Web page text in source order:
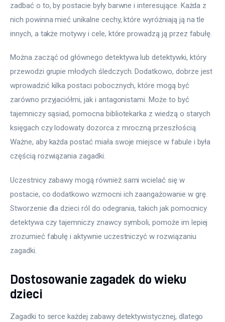
zadbać o to, by postacie były barwne i interesujące. Każda z
nich powinna mieć unikalne cechy, które wyróżniają ją na tle
innych, a także motywy i cele, które prowadzą ją przez fabułę.
Można zacząć od głównego detektywa lub detektywki, który
przewodzi grupie młodych śledczych. Dodatkowo, dobrze jest
wprowadzić kilka postaci pobocznych, które mogą być
zarówno przyjaciółmi, jak i antagonistami. Może to być
tajemniczy sąsiad, pomocna bibliotekarka z wiedzą o starych
księgach czy lodowaty dozorca z mroczną przeszłością.
Ważne, aby każda postać miała swoje miejsce w fabule i była
częścią rozwiązania zagadki.
Uczestnicy zabawy mogą również sami wcielać się w
postacie, co dodatkowo wzmocni ich zaangażowanie w grę.
Stworzenie dla dzieci ról do odegrania, takich jak pomocnicy
detektywa czy tajemniczy znawcy symboli, pomoże im lepiej
zrozumieć fabułę i aktywnie uczestniczyć w rozwiązaniu
zagadki.
Dostosowanie zagadek do wieku
dzieci
Zagadki to serce każdej zabawy detektywistycznej, dlatego